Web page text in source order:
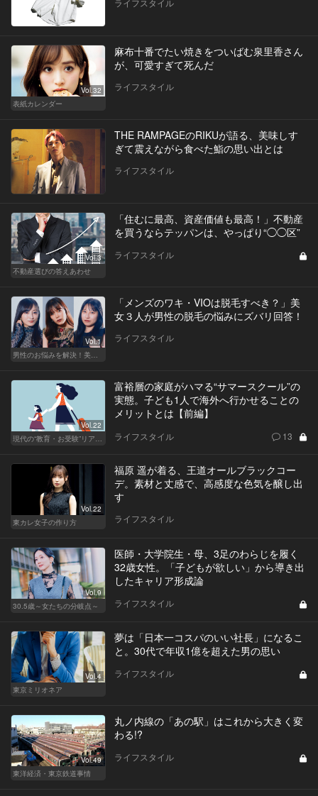
ライフスタイル
Vol.32
表紙カレンダー
麻布十番でたい焼きをついばむ泉里香さん
が、可愛すぎて死んだ
ライフスタイル
THE RAMPAGEのRIKUが語る、美味しす
ぎて震えながら食べた鮨の思い出とは
ライフスタイル
Vol.3
不動産選びの答えあわせ
「住むに最高、資産価値も最高！」不動産
を買うならテッパンは、やっぱり“◯◯区”
ライフスタイル
Vol.1
男性のお悩みを解決！美女たちの本音
「メンズのワキ・VIOは脱毛すべき？」美
女３人が男性の脱毛の悩みにズバリ回答！
ライフスタイル
Vol.22
現代の“教育・お受験”リアルドキュメント
富裕層の家庭がハマる“サマースクール”の
実態。子ども1人で海外へ行かせることの
メリットとは【前編】
ライフスタイル 13
Vol.22
東カレ女子の作り方
福原 遥が着る、王道オールブラックコー
デ。素材と丈感で、高感度な色気を醸し出
す
ライフスタイル
Vol.9
30.5歳～女たちの分岐点～
医師・大学院生・母、3足のわらじを履く
32歳女性。「子どもが欲しい」から導き出
したキャリア形成論
ライフスタイル
Vol.4
東京ミリオネア
夢は「日本一コスパのいい社長」になるこ
と。30代で年収1億を超えた男の思い
ライフスタイル
Vol.49
東洋経済・東京鉄道事情
丸ノ内線の「あの駅」はこれから大きく変
わる!?
ライフスタイル